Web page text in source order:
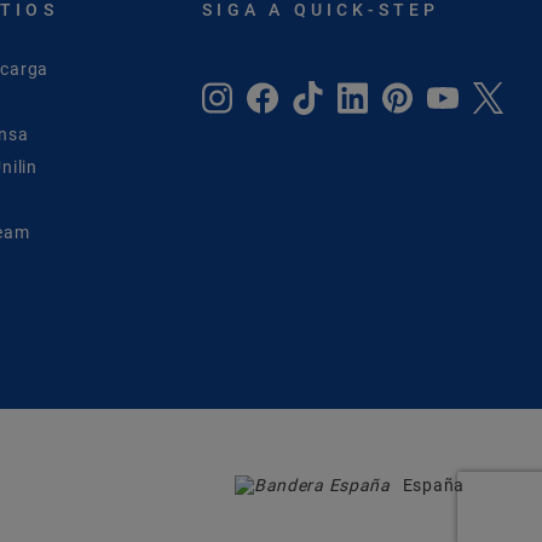
SIGA A QUICK-STEP
España